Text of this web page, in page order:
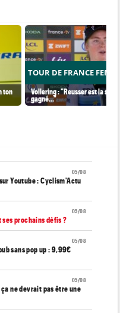
ton
TOUR DE FRANCE
Vollering : "Reusser est la
gagné..."
05/08
Youtube : Cyclism'Actu
05/08
ses prochains défis ?
05/08
sans pop up : 9,99€
05/08
ne devrait pas être une